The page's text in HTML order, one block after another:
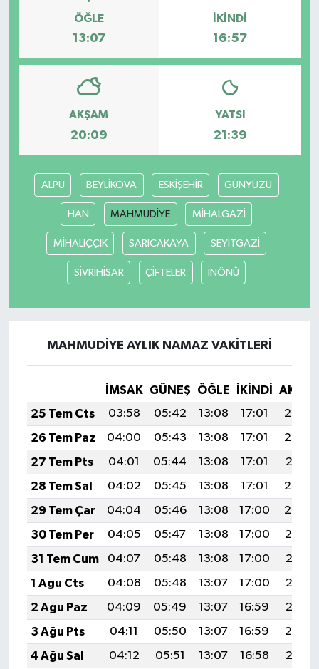
ÖĞLE
13:07
İKINDI
16:57
AKŞAM
20:09
YATSI
21:39
ALPU BEYLİKOVA ESKİŞEHİR GÜNYÜZÜ
HAN MAHMUDİYE MİHALGAZİ
MİHALIÇÇIK SARICAKAYA SEYİTGAZİ
SİVRİHİSAR ÇİFTELER İNÖNÜ
MAHMUDİYE AYLIK NAMAZ VAKITLERI
İMSAK GÜNEŞ ÖĞLE İKINDI
25 Tem Cts
03:58 05:42 13:08 17:01
20:23
26 Tem Paz
04:00 05:43 13:08 17:01
20:22
27 Tem Pts
04:01 05:44 13:08 17:01
20:21
28 Tem Sal
04:02 05:45 13:08 17:01
20:20
29 Tem Çar
04:04 05:46 13:08 17:00
20:20
30 Tem Per
04:05 05:47 13:08 17:00
20:19
31 Tem Cum
04:07 05:48 13:08 17:00
20:18
1 Ağu Cts
04:08 05:48 13:07 17:00
20:17
2 Ağu Paz
04:09 05:49 13:07 16:59
20:16
3 Ağu Pts
04:11 05:50 13:07 16:59
20:14
4 Ağu Sal
04:12 05:51 13:07 16:58
20:13